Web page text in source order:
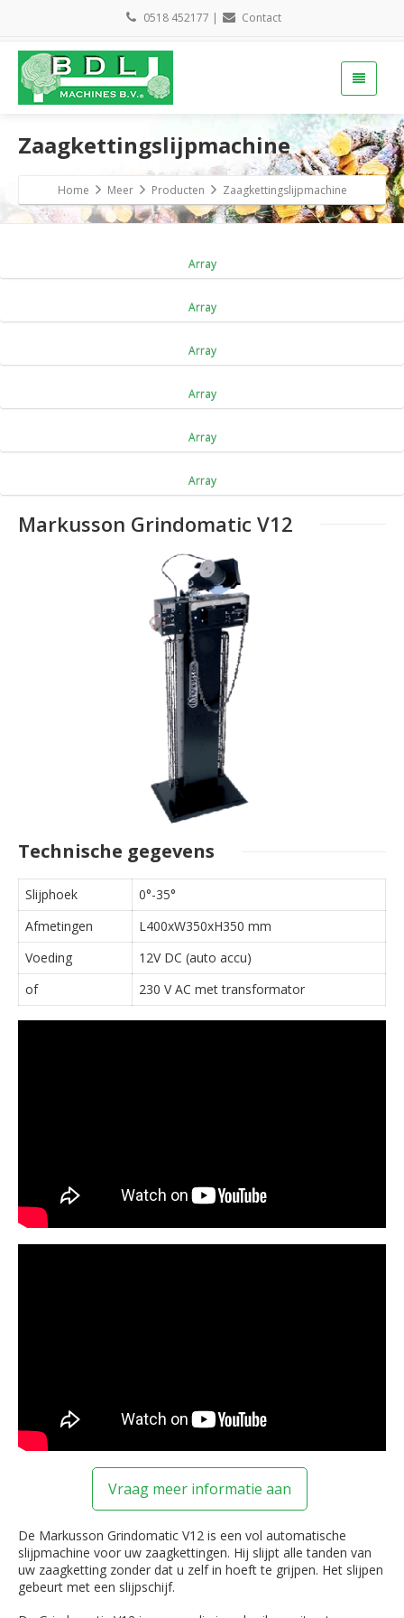
0518 452177 | Contact
Zaagkettingslijpmachine
Home Meer Producten Zaagkettingslijpmachine
Array
Array
Array
Array
Array
Array
Markusson Grindomatic V12
Technische gegevens
Slijphoek
0°-35°
Afmetingen
L400xW350xH350 mm
Voeding
12V DC (auto accu)
of
230 V AC met transformator
Vraag meer informatie aan
De Markusson Grindomatic V12 is een vol automatische
slijpmachine voor uw zaagkettingen. Hij slijpt alle tanden van
uw zaagketting zonder dat u zelf in hoeft te grijpen. Het slijpen
gebeurt met een slijpschijf.